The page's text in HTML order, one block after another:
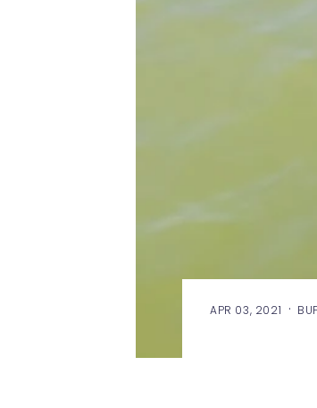
APR 03, 2021 ·